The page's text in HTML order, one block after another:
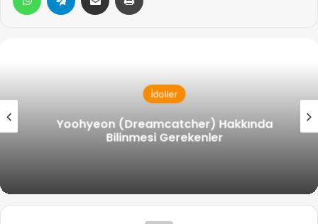
İdoller
Yoohyeon (Dreamcatcher) Hakkında
Bilinmesi Gerekenler